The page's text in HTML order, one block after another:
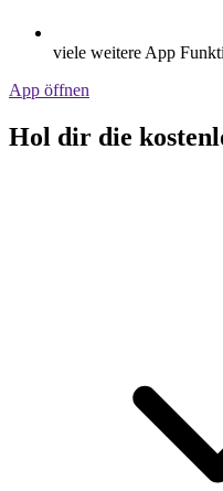
viele weitere App
App öffnen
Hol dir die